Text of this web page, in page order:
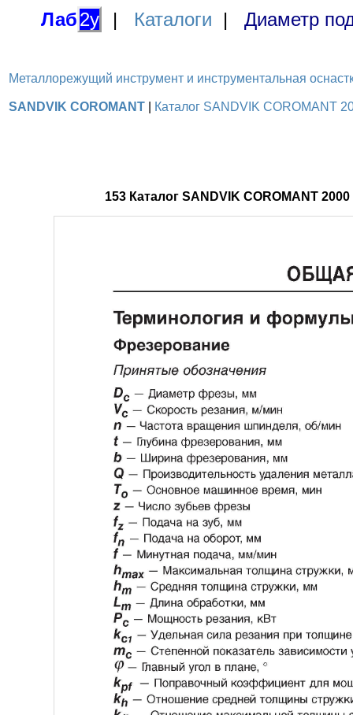
Лаб2у | Каталоги | Диаметр
Металлорежущий инструмент и инструментальная
SANDVIK COROMANT Каталог SANDVIK COROMANT
153 Каталог SANDVIK COROMANT